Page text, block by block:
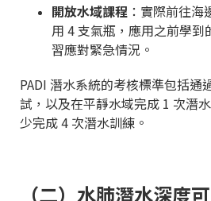
開放水域課程 ：實際前往
用 4 支氣瓶，應用之前學
習應對緊急情況。
PADI 潛水系統的考核標準包括通
試，以及在平靜水域完成 1 次潛
少完成 4 次潛水訓練。
（二）水肺潛水深度